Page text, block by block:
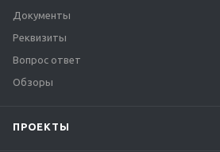
Документы
Реквизиты
Вопрос ответ
Обзоры
ПРОЕКТЫ